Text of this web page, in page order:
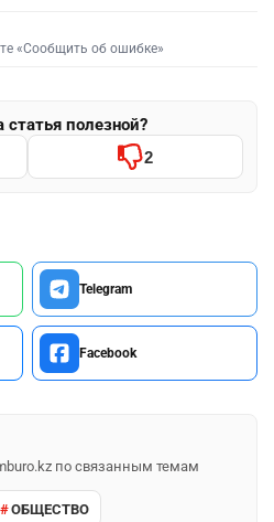
«Сообщить об ошибке»
полезной?
2
Telegram
Facebook
по связанным темам
ОБЩЕСТВО